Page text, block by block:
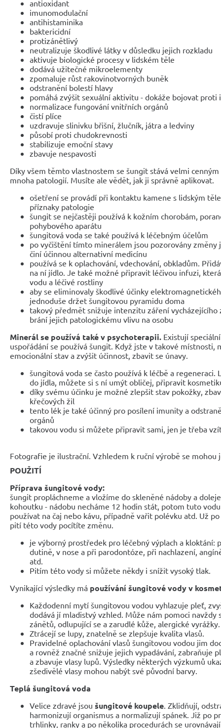
antioxidant
imunomodulační
antihistaminika
baktericidní
protizánětlivý
neutralizuje škodlivé látky v důsledku jejich rozkladu
aktivuje biologické procesy v lidském těle
dodává užitečné mikroelementy
zpomaluje růst rakovinotvorných buněk
odstranění bolestí hlavy
pomáhá zvýšit sexuální aktivitu - dokáže bojovat proti
normalizace fungování vnitřních orgánů
čistí plíce
uzdravuje slinivku břišní, žlučník, játra a ledviny
působí proti chudokrevnosti
stabilizuje emoční stavy
zbavuje nespavosti
Díky všem těmto vlastnostem se šungit stává velmi
mnoha patologií. Musíte ale vědět, jak ji správně aplikovat.
ošetření se provádí při kontaktu kamene s lidským
příznaky patologie
šungit se nejčastěji používá k kožním chorobám,
pohybového aparátu
šungitová voda se také používá k léčebným účelům
po vyčištění tímto minerálem jsou pozorovány změny
činí účinnou alternativní medicínu
používá se k oplachování, vdechování, obkladům.
na ní jídlo. Je také možné připravit léčivou infuzi,
vodu a léčivé rostliny
aby se eliminovaly škodlivé účinky
jednoduše držet šungitovou pyramidu doma
takový předmět snižuje intenzitu záření vycházejícího
brání jejich patologickému vlivu na osobu
Minerál se používá také v psychoterapii. Existují
uspořádání se používá šungit. Když jste v takové místnosti,
emocionální stav a zvýšit účinnost, zbavit se únavy.
šungitová voda se často používá k léčbě a
do jídla, můžete si s ní umýt obličej, připravit
díky svému účinku je možné zlepšit stav pokožky,
křečových žil
tento lék je také účinný pro posílení imunity a
orgánů
takovou vodu si můžete připravit sami, jen je třeba
Fotografie je ilustrační. Vzhledem k ruční výrobě se
POUŽITÍ
Příprava šungitové vody:
šungit propláchneme a vložíme do skleněné nádoby a
kohoutku - nádobu necháme 12 hodin stát, potom tuto
používat na čaj nebo kávu, případně vařit polévku atd. Už
pití této vody pocítíte změnu.
je výborný prostředek pro léčebný výplach a kloktání:
dutině, v nose a při parodontóze, při nachlazení,
atd.
Pitím této vody si můžete někdy i snížit vysoký tlak.
Vynikající výsledky má používání šungitové vody v
Každodenní mytí šungitovou vodou vyhlazuje pleť,
dodává jí mladistvý vzhled. Může nám pomoci navždy
zánětů, odlupující se a zarudlé kůže, alergické vyrážky.
Ztrácejí se lupy, znatelně se zlepšuje kvalita vlasů.
Pravidelné oplachování vlasů šungitovou vodou jim
a rovněž značné snižuje jejich vypadávání, zabraňuje
a zbavuje vlasy lupů. Výsledky některých výzkumů
zšedivělé vlasy mohou nabýt své původní barvy.
Teplá šungitová voda
Velice zdravé jsou šungitové koupele . Zklidňují,
harmonizují organismus a normalizují spánek. Již po
trhlinky, ranky a po několika procedurách se